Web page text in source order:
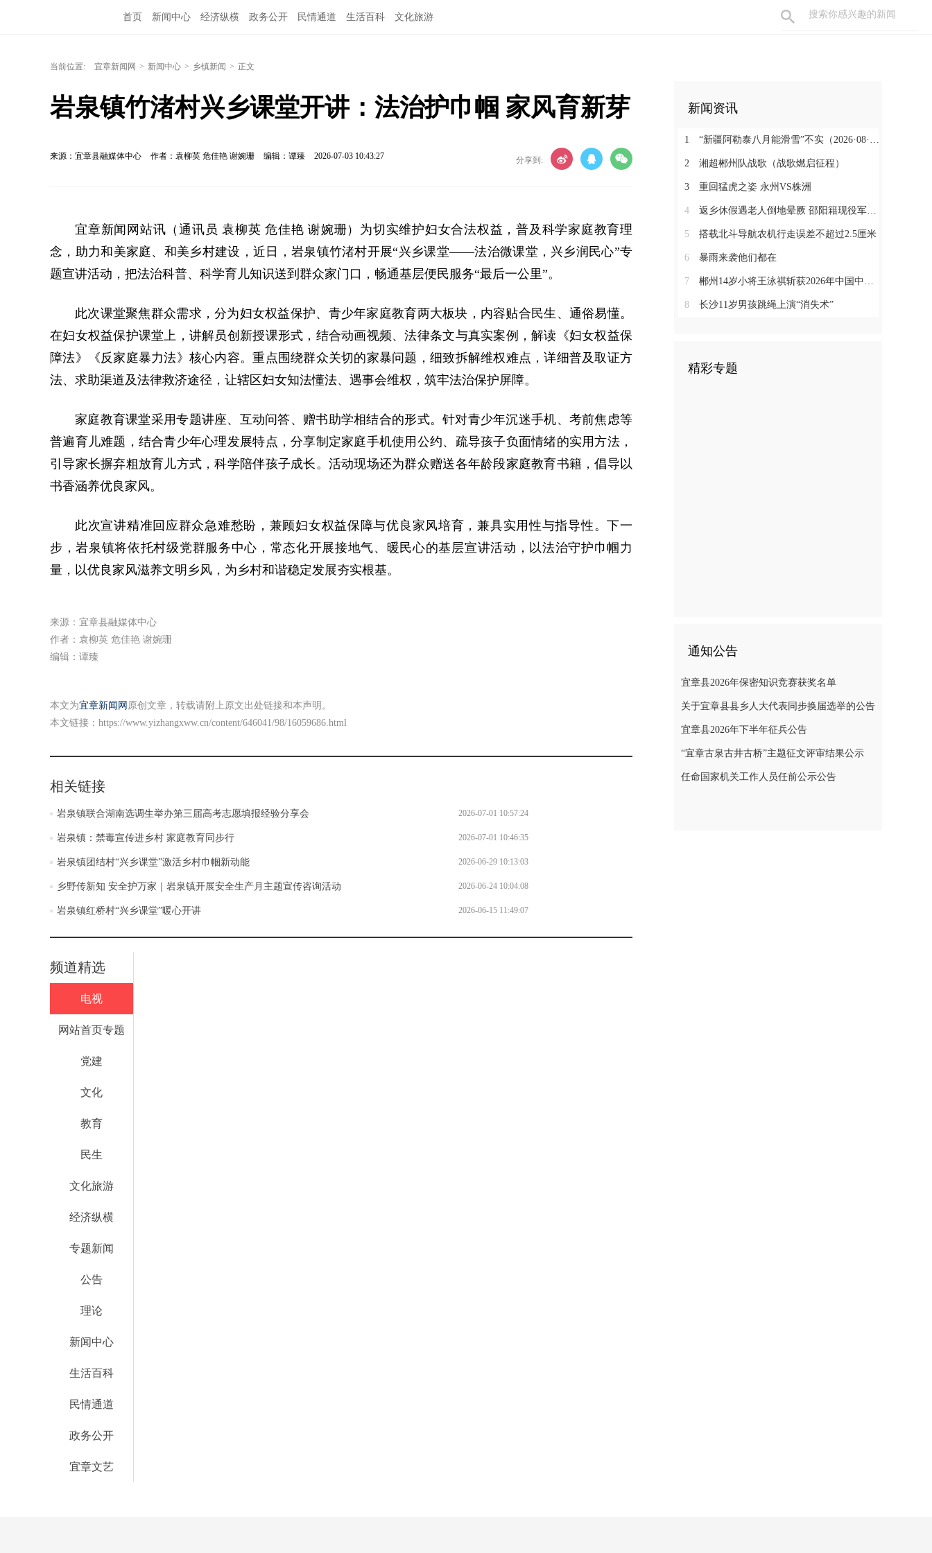
首页 新闻中心 经济纵横 政务公开 民情通道 生活百科 文化旅游
当前位置: 宜章新闻网 > 新闻中心 > 乡镇新闻 > 正文
岩泉镇竹渚村兴乡课堂开讲：法治护巾帼 家风育新芽
来源：宜章县融媒体中心 作者：袁柳英 危佳艳 谢婉珊 编辑：谭臻 2026-07-03 10:43:27 分享到:
宜章新闻网站讯（通讯员 袁柳英 危佳艳 谢婉珊）为切实维护妇女合法权益，普及科学家庭教育理
念，助力和美家庭、和美乡村建设，近日，岩泉镇竹渚村开展“兴乡课堂——法治微课堂，兴乡润民心”专
题宣讲活动，把法治科普、科学育儿知识送到群众家门口，畅通基层便民服务“最后一公里”。
此次课堂聚焦群众需求，分为妇女权益保护、青少年家庭教育两大板块，内容贴合民生、通俗易懂。
在妇女权益保护课堂上，讲解员创新授课形式，结合动画视频、法律条文与真实案例，解读《妇女权益保
障法》《反家庭暴力法》核心内容。重点围绕群众关切的家暴问题，细致拆解维权难点，详细普及取证方
法、求助渠道及法律救济途径，让辖区妇女知法懂法、遇事会维权，筑牢法治保护屏障。
家庭教育课堂采用专题讲座、互动问答、赠书助学相结合的形式。针对青少年沉迷手机、考前焦虑等
普遍育儿难题，结合青少年心理发展特点，分享制定家庭手机使用公约、疏导孩子负面情绪的实用方法，
引导家长摒弃粗放育儿方式，科学陪伴孩子成长。活动现场还为群众赠送各年龄段家庭教育书籍，倡导以
书香涵养优良家风。
此次宣讲精准回应群众急难愁盼，兼顾妇女权益保障与优良家风培育，兼具实用性与指导性。下一
步，岩泉镇将依托村级党群服务中心，常态化开展接地气、暖民心的基层宣讲活动，以法治守护巾帼力
量，以优良家风滋养文明乡风，为乡村和谐稳定发展夯实根基。
来源：宜章县融媒体中心
作者：袁柳英 危佳艳 谢婉珊
编辑：谭臻
本文为宜章新闻网 原创文章，转载请附上原文出处链接和本声明。
本文链接： https://www.yizhangxww.cn/content/646041/98/16059686.html
相关链接
岩泉镇联合湖南选调生举办第三届高考志愿填报经验分享会 2026-07-01 10:57:24
岩泉镇：禁毒宣传进乡村 家庭教育同步行 2026-07-01 10:46:35
岩泉镇团结村“兴乡课堂”激活乡村巾帼新动能 2026-06-29 10:13:03
乡野传新知 安全护万家｜岩泉镇开展安全生产月主题宣传咨询活动 2026-06-24 10:04:08
岩泉镇红桥村“兴乡课堂”暖心开讲 2026-06-15 11:49:07
频道精选
电视
网站首页专题
党建
文化
教育
民生
文化旅游
经济纵横
专题新闻
公告
理论
新闻中心
生活百科
民情通道
政务公开
宜章文艺
新闻资讯
1 “新疆阿勒泰八月能滑雪”不实（2026·08·07）
2 湘超郴州队战歌（战歌燃启征程）
3 重回猛虎之姿 永州VS株洲
4 返乡休假遇老人倒地晕厥 邵阳籍现役军人挺身而出
5 搭载北斗导航农机行走误差不超过2.5厘米
6 暴雨来袭他们都在
7 郴州14岁小将王泳祺斩获2026年中国中学生攀岩锦标赛一金两铜
8 长沙11岁男孩跳绳上演“消失术”
精彩专题
通知公告
宜章县2026年保密知识竞赛获奖名单
关于宜章县县乡人大代表同步换届选举的公告
宜章县2026年下半年征兵公告
“宜章古泉古井古桥”主题征文评审结果公示
任命国家机关工作人员任前公示公告